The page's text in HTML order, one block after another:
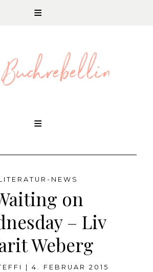
NEWS
on
– Liv
Weberg
4. FEBRUAR 2015